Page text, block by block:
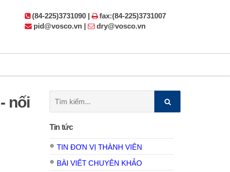
(84-225)3731090 |
fax:(84-225)3731007
pid@vosco.vn |
dry@vosco.vn
nối
kiếm:
Tin tức
TIN ĐƠN VỊ THÀNH VIÊN
BÀI VIẾT CHUYÊN KHẢO